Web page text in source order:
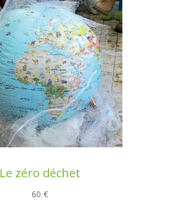
Le zéro déchet
60 €